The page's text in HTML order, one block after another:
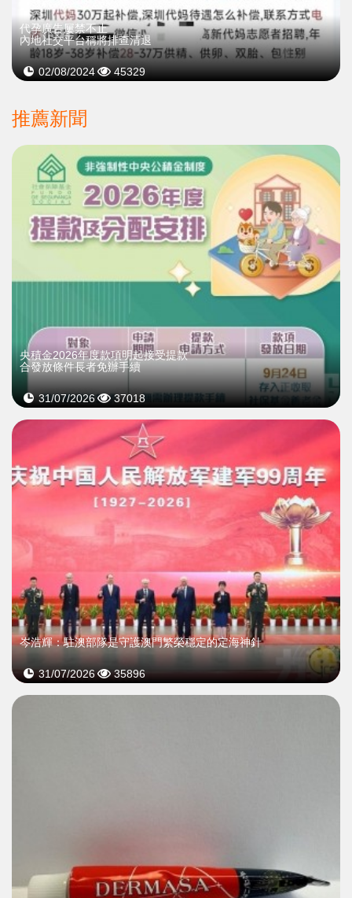
代孕廣告屢禁不止
內地社交平台稱將排查清退
02/08/2024 45329
推薦新聞
央積金2026年度款項明起接受提款
合發放條件長者免辦手續
31/07/2026 37018
岑浩輝：駐澳部隊是守護澳門繁榮穩定的定海神針
31/07/2026 35896